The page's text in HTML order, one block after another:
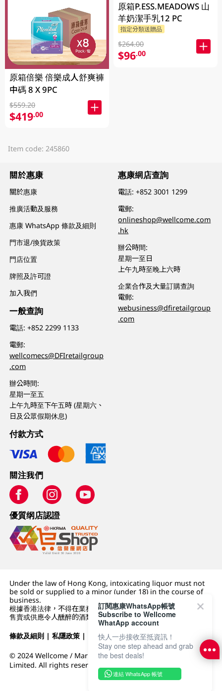
原箱倍樂 倍樂成人舒爽褲
中碼 8 X 9PC
$559.20
$419.00
原箱P.ESS.MEADOWS 山
羊奶潔手乳12 PC
指定分類送贈品
$264.00
$96.00
Item code: 245860
關於惠康
關於惠康
推廣活動及服務
惠康 WhatsApp 條款及細則
門市退/換貨政策
門店位置
牌照及許可證
加入我們
一般查詢
電話:+852 2299 1133
電郵:
wellcomecs@DFIretailgroup
.com
辦公時間:
星期一至五
上午九時至下午五時 (星期六、
日及公眾假期休息)
惠康網店查詢
電話:+852 3001 1299
電郵:
onlineshop@wellcome.com
.hk
辦公時間:
星期一至日
上午九時至晚上六時
企業合作及大量訂購查詢
電郵:
webusiness@dfiretailgroup
.com
付款方式
關注我們
優質纲店認證
Under the law of Hong Kong, intoxicating liquor must not
be sold or supplied to a minor (under 18) in the course of
business.
根據香港法律，不得在業務過程中，向未成年人 (18 歲以下人士)
售賣或供應令人醺醉的酒類。
條款及細則 |私隱政策 | DFI零售集團
© 2024 Wellcome / Market Place. The Dairy Farm Company
Limited. All rights reserved.
訂閱惠康WhatsApp帳號
Subscribe to Wellcome
WhatApp account
快人一步接收至抵資訊！
Stay one step ahead and grab
the best deals!
連結 WhatsApp 帳號